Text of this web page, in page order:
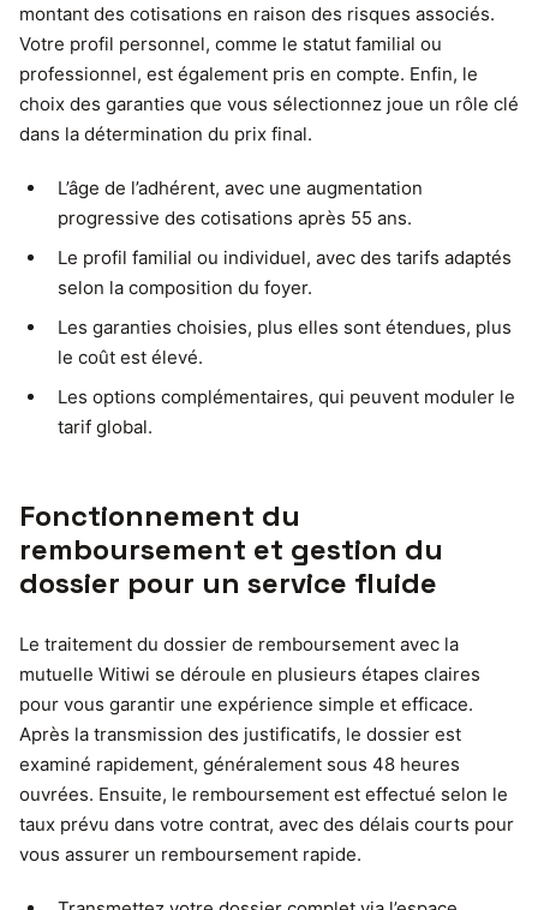
montant des cotisations en raison des risques associés.
Votre profil personnel, comme le statut familial ou
professionnel, est également pris en compte. Enfin, le
choix des garanties que vous sélectionnez joue un rôle clé
dans la détermination du prix final.
L’âge de l’adhérent, avec une augmentation
progressive des cotisations après 55 ans.
Le profil familial ou individuel, avec des tarifs adaptés
selon la composition du foyer.
Les garanties choisies, plus elles sont étendues, plus
le coût est élevé.
Les options complémentaires, qui peuvent moduler le
tarif global.
Fonctionnement du
remboursement et gestion du
dossier pour un service fluide
Le traitement du dossier de remboursement avec la
mutuelle Witiwi se déroule en plusieurs étapes claires
pour vous garantir une expérience simple et efficace.
Après la transmission des justificatifs, le dossier est
examiné rapidement, généralement sous 48 heures
ouvrées. Ensuite, le remboursement est effectué selon le
taux prévu dans votre contrat, avec des délais courts pour
vous assurer un remboursement rapide.